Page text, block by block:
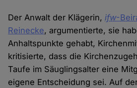
Der Anwalt der Klägerin,ifw-
Reinecke, argumentierte, sie
Anhaltspunkte gehabt,
kritisierte, dass die
Taufe im Säuglingsalter eine
eigene Entscheidung sei. Auf